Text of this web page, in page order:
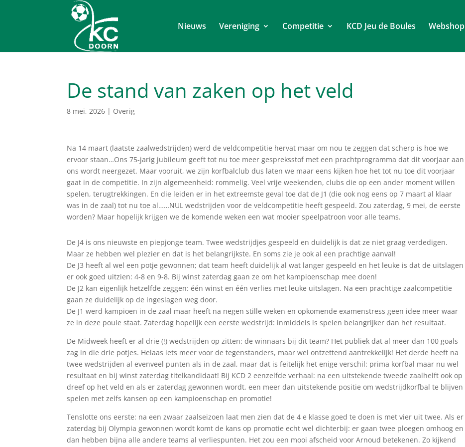
Nieuws Vereniging Competitie KCD Jeu de Boules Webshop
De stand van zaken op het veld
8 mei, 2026 | Overig
Na 14 maart (laatste zaalwedstrijden) werd de veldcompetitie hervat maar om nou te zeggen dat scherp is hoe we
ervoor staan…Ons 75-jarig jubileum geeft tot nu toe meer gespreksstof met een prachtprogramma dat dit voorjaar aan
ons wordt neergezet. Maar vooruit, we zijn korfbalclub dus laten we maar eens kijken hoe het tot nu toe dit voorjaar
gaat in de competitie. In zijn algemeenheid: rommelig. Veel vrije weekenden, clubs die op een ander moment willen
spelen, terugtrekkingen. En die leiden er in het extreemste geval toe dat de J1 (die ook nog eens op 7 maart al klaar
was in de zaal) tot nu toe al……NUL wedstrijden voor de veldcompetitie heeft gespeeld. Zou zaterdag, 9 mei, de eerste
worden? Maar hopelijk krijgen we de komende weken een wat mooier speelpatroon voor alle teams.
De J4 is ons nieuwste en piepjonge team. Twee wedstrijdjes gespeeld en duidelijk is dat ze niet graag verdedigen.
Maar ze hebben wel plezier en dat is het belangrijkste. En soms zie je ook al een prachtige aanval!
De J3 heeft al wel een potje gewonnen; dat team heeft duidelijk al wat langer gespeeld en het leuke is dat de uitslagen
er ook goed uitzien: 4-8 en 9-8. Bij winst zaterdag gaan ze om het kampioenschap mee doen!
De J2 kan eigenlijk hetzelfde zeggen: één winst en één verlies met leuke uitslagen. Na een prachtige zaalcompetitie
gaan ze duidelijk op de ingeslagen weg door.
De J1 werd kampioen in de zaal maar heeft na negen stille weken en opkomende examenstress geen idee meer waar
ze in deze poule staat. Zaterdag hopelijk een eerste wedstrijd: inmiddels is spelen belangrijker dan het resultaat.
De Midweek heeft er al drie (!) wedstrijden op zitten: de winnaars bij dit team? Het publiek dat al meer dan 100 goals
zag in die drie potjes. Helaas iets meer voor de tegenstanders, maar wel ontzettend aantrekkelijk! Het derde heeft na
twee wedstrijden al evenveel punten als in de zaal, maar dat is feitelijk het enige verschil: prima korfbal maar nu wel
resultaat en bij winst zaterdag titelkandidaat! Bij KCD 2 eenzelfde verhaal: na een uitstekende tweede zaalhelft ook op
dreef op het veld en als er zaterdag gewonnen wordt, een meer dan uitstekende positie om wedstrijdkorfbal te blijven
spelen met zelfs kansen op een kampioenschap en promotie!
Tenslotte ons eerste: na een zwaar zaalseizoen laat men zien dat de 4 e klasse goed te doen is met vier uit twee. Als er
zaterdag bij Olympia gewonnen wordt komt de kans op promotie echt wel dichterbij: er gaan twee ploegen omhoog en
dan hebben bijna alle andere teams al verliespunten. Het zou een mooi afscheid voor Arnoud betekenen. Zo kijkend